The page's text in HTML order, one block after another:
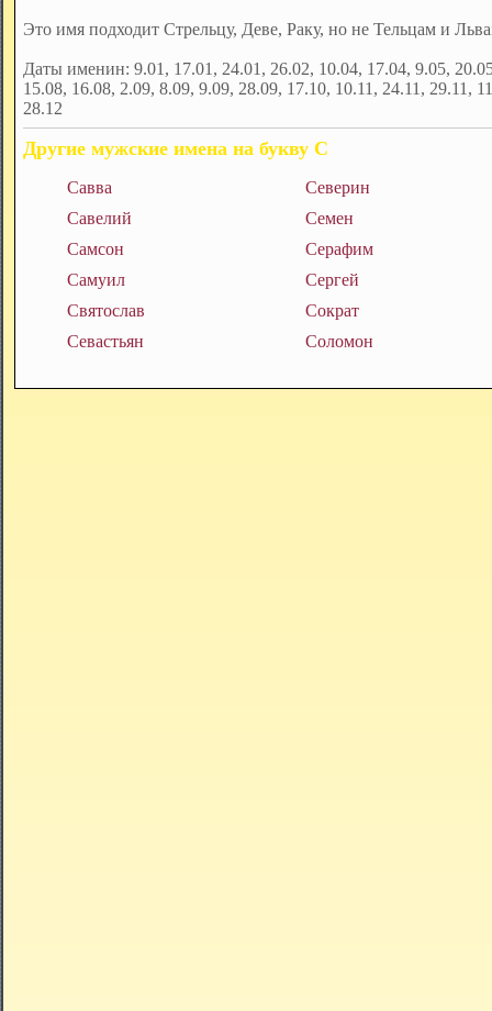
Это имя подходит Стрельцу, Деве, Раку, но не Тельцам и
Даты именин: 9.01, 17.01, 24.01, 26.02, 10.04, 17.04, 9.05,
15.08, 16.08, 2.09, 8.09, 9.09, 28.09, 17.10, 10.11, 24.11, 29.11,
28.12
Другие мужские имена на букву С
Савва
Савелий
Самсон
Самуил
Святослав
Севастьян
Северин
Семен
Серафим
Сергей
Сократ
Соломон